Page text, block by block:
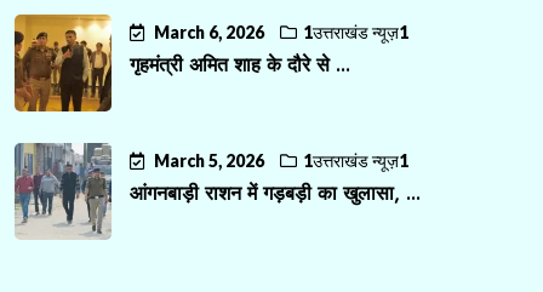
March 6, 2026 1उत्तराखंड न्यूज़1
गृहमंत्री अमित शाह के दौरे से ...
March 5, 2026 1उत्तराखंड न्यूज़1
आंगनबाड़ी राशन में गड़बड़ी का खुलासा, ...